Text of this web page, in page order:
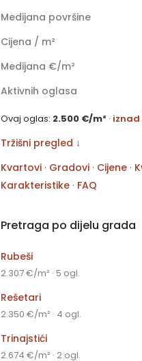
Medijana površine
Cijena / m²
Medijana €/m²
Aktivnih oglasa
Ovaj oglas: 2.500 €/m² · iznad
Tržišni pregled ↓
Kvartovi · Gradovi · Cijene ·
Karakteristike · FAQ
Pretraga po dijelu grada
Rubeši
2.307 €/m² · 5 ogl.
Rešetari
2.350 €/m² · 4 ogl.
Trinajstići
2.674 €/m² · 2 ogl.